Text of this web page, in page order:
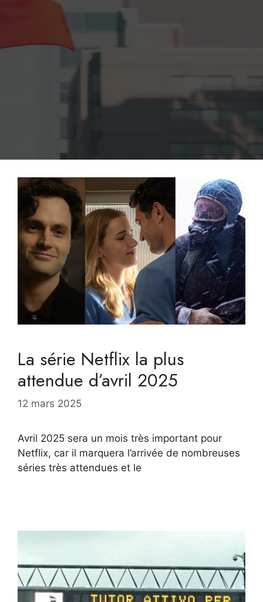
La série Netflix la plus
attendue d’avril 2025
12 mars 2025
Avril 2025 sera un mois très important pour
Netflix, car il marquera l’arrivée de nombreuses
séries très attendues et le